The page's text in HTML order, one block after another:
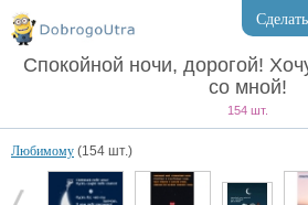
Сделать
Спокойной ночи, дорогой!
со мной!
154 шт.
Любимому (154 шт.)